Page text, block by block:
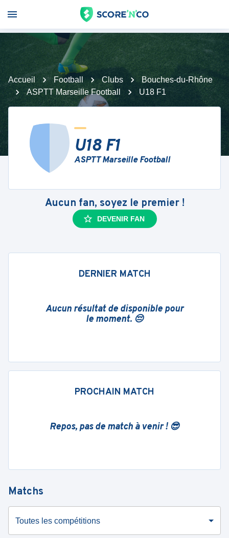
Accueil Football Clubs
Bouches-du-Rhône
ASPTT Marseille Football
U18 F1
U18 F1
ASPTT Marseille Football
Aucun fan, soyez le premier !
DEVENIR FAN
DERNIER MATCH
Aucun résultat de disponible pour
le moment. 😔
PROCHAIN MATCH
Repos, pas de match à venir ! 😎
Matchs
Toutes les compétitions